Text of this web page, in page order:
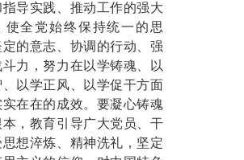
指导实践、推动工作的强大
使全党始终保持统一的思
的意志、协调的行动、强
斗力，努力在以学铸魂、以
以学正风、以学促干方面
在在的成效。要凝心铸魂
，教育引导广大党员、干
想淬炼、精神洗礼，坚定